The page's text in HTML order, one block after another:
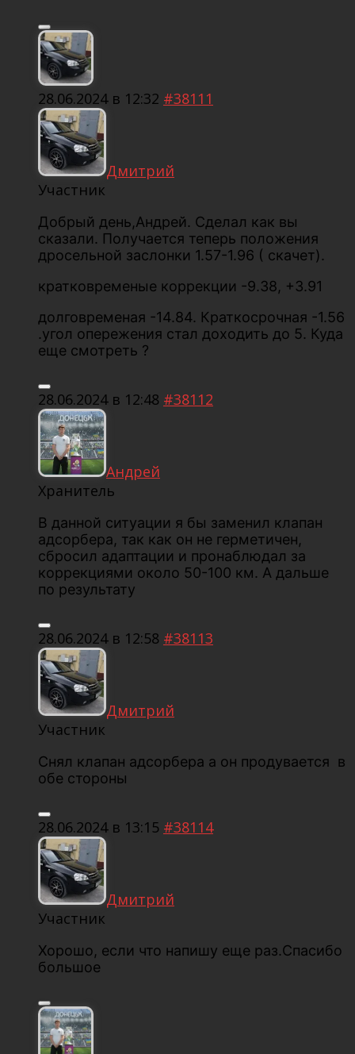
28.06.2024 в 12:32 #38111
Дмитрий
Участник
Добрый день,Андрей. Сделал как вы
сказали. Получается теперь положения
дросельной заслонки 1.57-1.96 ( скачет).
кратковременые коррекции -9.38, +3.91
долговременая -14.84. Краткосрочная -1.56
.угол опережения стал доходить до 5. Куда
еще смотреть ?
28.06.2024 в 12:48 #38112
Андрей
Хранитель
В данной ситуации я бы заменил клапан
адсорбера, так как он не герметичен,
сбросил адаптации и пронаблюдал за
коррекциями около 50-100 км. А дальше
по результату
28.06.2024 в 12:58 #38113
Дмитрий
Участник
Снял клапан адсорбера а он продувается в
обе стороны
28.06.2024 в 13:15 #38114
Дмитрий
Участник
Хорошо, если что напишу еще раз.Спасибо
большое